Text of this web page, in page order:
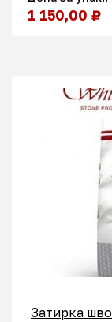
1 150,00 ₽
Затирка